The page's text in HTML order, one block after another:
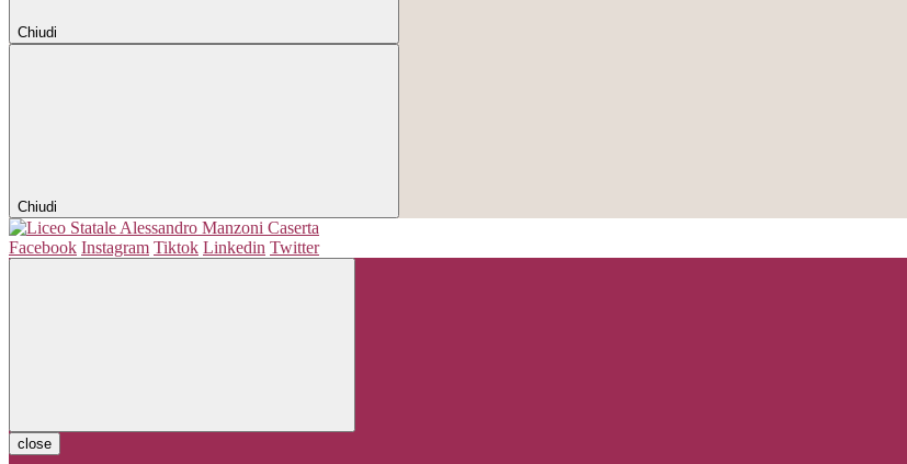
Chiudi
Chiudi
Facebook Instagram Tiktok Linkedin Twitter
close